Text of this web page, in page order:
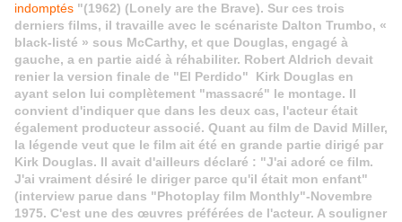
indomptés "(1962) (Lonely are the Brave). Sur ces trois
derniers films, il travaille avec le scénariste Dalton Trumbo, «
black-listé » sous McCarthy, et que Douglas, engagé à
gauche, a en partie aidé à réhabiliter. Robert Aldrich devait
renier la version finale de "El Perdido" Kirk Douglas en
ayant selon lui complètement "massacré" le montage. Il
convient d'indiquer que dans les deux cas, l'acteur était
également producteur associé. Quant au film de David Miller,
la légende veut que le film ait été en grande partie dirigé par
Kirk Douglas. Il avait d'ailleurs déclaré : "J'ai adoré ce film.
J'ai vraiment désiré le diriger parce qu'il était mon enfant"
(interview parue dans "Photoplay film Monthly"-Novembre
1975. C'est une des œuvres préférées de l'acteur. A souligner